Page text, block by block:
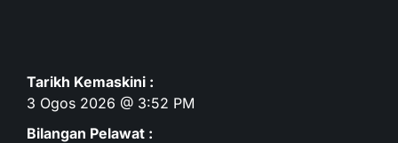
Tarikh Kemaskini :
3 Ogos 2026 @ 3:52 PM
Bilangan Pelawat :